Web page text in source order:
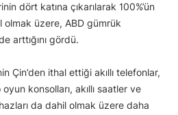
dört katına çıkarılarak 100%’ün
olmak üzere, ABD gümrük
arttığını gördü.
Çin’den ithal ettiği akıllı telefonlar,
konsolları, akıllı saatler ve
da dahil olmak üzere daha